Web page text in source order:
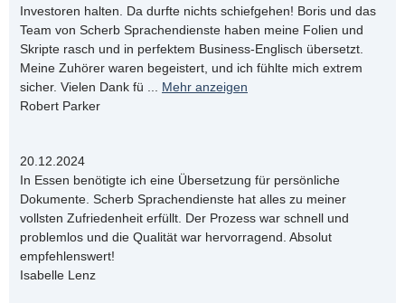
Investoren halten. Da durfte nichts schiefgehen! Boris und das
Team von Scherb Sprachendienste haben meine Folien und
Skripte rasch und in perfektem Business-Englisch übersetzt.
Meine Zuhörer waren begeistert, und ich fühlte mich extrem
sicher. Vielen Dank fü
Mehr anzeigen
Robert Parker
20.12.2024
In Essen benötigte ich eine Übersetzung für persönliche
Dokumente. Scherb Sprachendienste hat alles zu meiner
vollsten Zufriedenheit erfüllt. Der Prozess war schnell und
problemlos und die Qualität war hervorragend. Absolut
empfehlenswert!
Isabelle Lenz